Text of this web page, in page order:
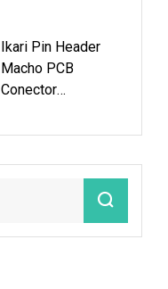
De Cable Médico
Compatible 0b Fgg
Serie De Huevos
Ikari Pin Header
Macho PCB
Conector
Proveedor De
Prueba Conector
Automotriz